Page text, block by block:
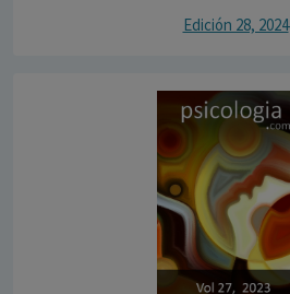
Edición 28, 2024